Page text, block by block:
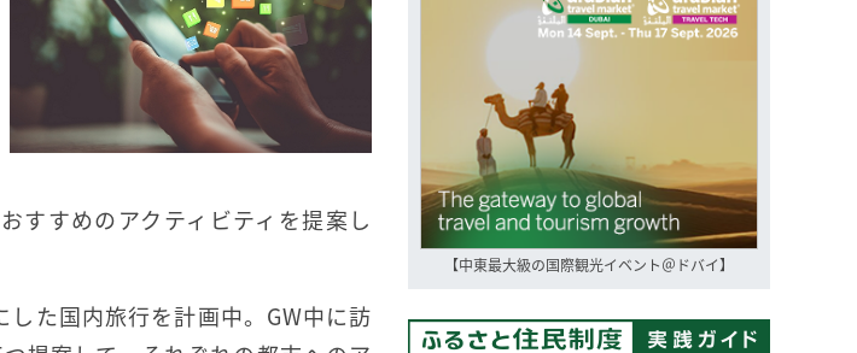
すすめのアクティビティを提案し
た国内旅行を計画中。GW中に訪
【中東最大級の国際観光イベント＠ドバイ】